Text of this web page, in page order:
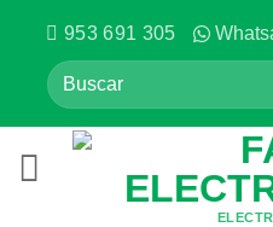
contenido
953 691 305
Buscar
por: